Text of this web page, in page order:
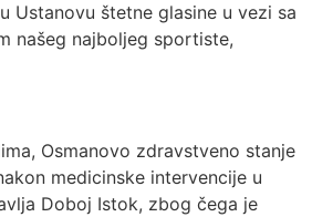
Ustanovu štetne glasine u vezi sa
našeg najboljeg sportiste,
Osmanovo zdravstveno stanje
medicinske intervencije u
Doboj Istok, zbog čega je